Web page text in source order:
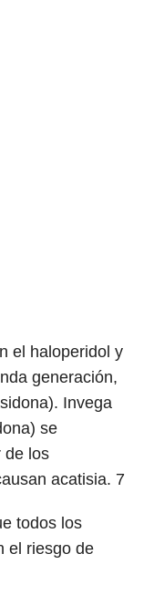
el haloperidol y
generación,
Invega
se
de los
acatisia. 7
todos los
el riesgo de